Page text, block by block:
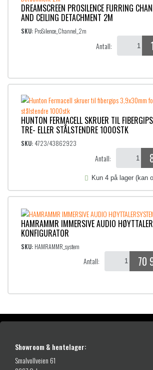
DREAMSCREEN PROSILENCE FURRING
AND CEILING DETACHMENT 2M
SKU: ProSilence_Channel_2m
Antall:
HUNTON FERMACELL SKRUER TIL
TRE- ELLER STÅLSTENDRE 1000STK
SKU: 4723/43862923
Antall:
Kun 4 på lager (kan
HAMRAMMR IMMERSIVE AUDIO
KONFIGURATOR
SKU: HAMRAMMR_system
Antall: 70
Showroom & hentelager:
Smalvollveien 61